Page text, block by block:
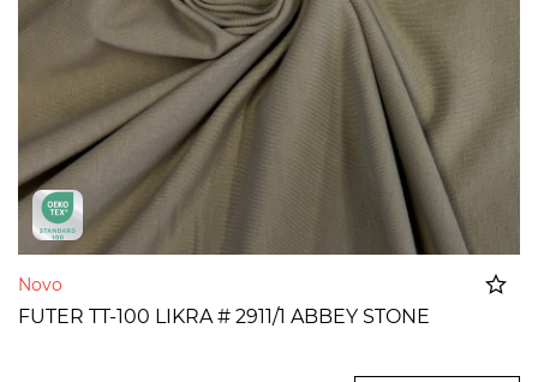
Novo
FUTER TT-100 LIKRA # 2911/1 ABBEY STONE